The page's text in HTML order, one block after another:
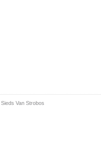
Sieds Van Strobos